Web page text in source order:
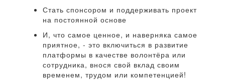
Стать спонсором и поддерживать проект
на постоянной основе
И, что самое ценное, и наверняка самое
приятное, - это включиться в развитие
платформы в качестве волонтёра или
сотрудника, внося свой вклад своим
временем, трудом или компетенцией!